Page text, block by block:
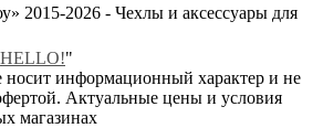
2015-2026 - Чехлы и аксессуары для
HELLO!"
информационный характер и не
Актуальные цены и условия
магазинах